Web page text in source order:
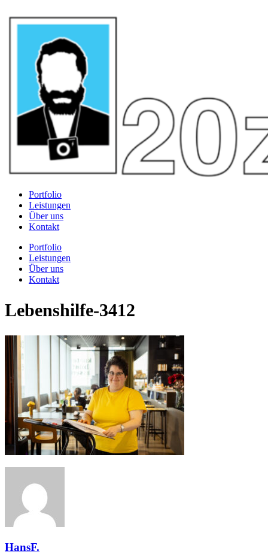
Portfolio
Leistungen
Über uns
Kontakt
Portfolio
Leistungen
Über uns
Kontakt
Lebenshilfe-3412
HansF.